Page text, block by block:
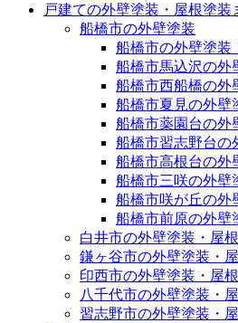
戸建ての外壁塗装・屋根塗装
船橋市の外壁塗装
船橋市の外壁塗装
船橋市馬込沢の外
船橋市西船橋の外
船橋市夏見の外壁
船橋市薬園台の外
船橋市習志野台の
船橋市高根台の外
船橋市三咲の外壁
船橋市咲が丘の外
船橋市前原の外壁
白井市の外壁塗装・屋
鎌ヶ谷市の外壁塗装・
印西市の外壁塗装・屋
八千代市の外壁塗装・
習志野市の外壁塗装・